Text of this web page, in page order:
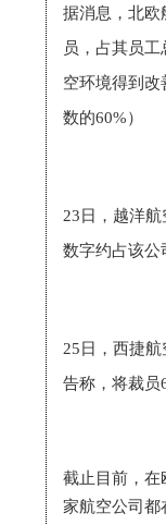
据消息，北欧
员，占其员工
空环境得到改
数的60%）
23日，越洋
数字约占该公
25日，西捷
告称，将裁员
截止目前，在
家航空公司都